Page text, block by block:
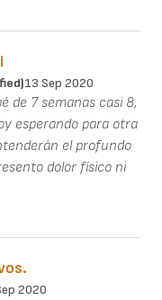
13 Sep 2020
de 7 semanas casi 8,
esperando para otra
el profundo
dolor físico ni
2020